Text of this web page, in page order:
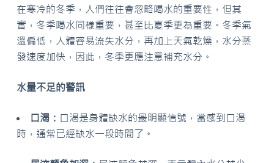
在寒冷的冬季，人們往往會忽略喝水的重要性，但其
實，冬季喝水同樣重要，甚至比夏季更為重要。冬季氣
溫偏低，人體容易流失水分，再加上天氣乾燥，水分蒸
發速度加快，因此，冬季更應注意補充水分。
水量不足的警訊
口渴： 口渴是身體缺水的最明顯信號，當感到口渴
時，通常已經缺水一段時間了。